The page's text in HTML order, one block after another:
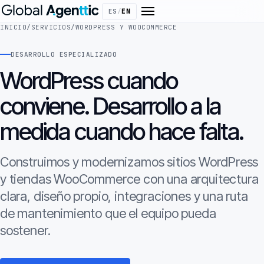
ES /EN
INICIO/ SERVICIOS/WORDPRESS Y WOOCOMMERCE
DESARROLLO ESPECIALIZADO
WordPress cuando
conviene. Desarrollo a la
medida cuando hace falta.
Construimos y modernizamos sitios WordPress
y tiendas WooCommerce con una arquitectura
clara, diseño propio, integraciones y una ruta
de mantenimiento que el equipo pueda
sostener.